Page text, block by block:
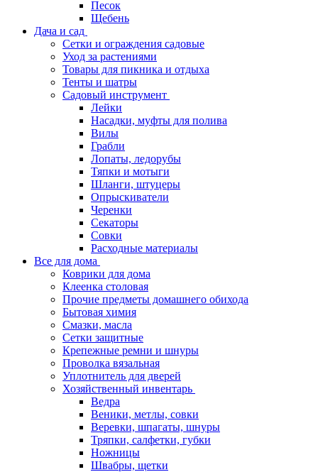
Песок
Щебень
Дача и сад
Сетки и ограждения садовые
Уход за растениями
Товары для пикника и отдыха
Тенты и шатры
Садовый инструмент
Лейки
Насадки, муфты для полива
Вилы
Грабли
Лопаты, ледорубы
Тяпки и мотыги
Шланги, штуцеры
Опрыскиватели
Черенки
Секаторы
Совки
Расходные материалы
Все для дома
Коврики для дома
Клеенка столовая
Прочие предметы домашнего обихода
Бытовая химия
Смазки, масла
Сетки защитные
Крепежные ремни и шнуры
Проволка вязальная
Уплотнитель для дверей
Хозяйственный инвентарь
Ведра
Веники, метлы, совки
Веревки, шпагаты, шнуры
Тряпки, салфетки, губки
Ножницы
Швабры, щетки